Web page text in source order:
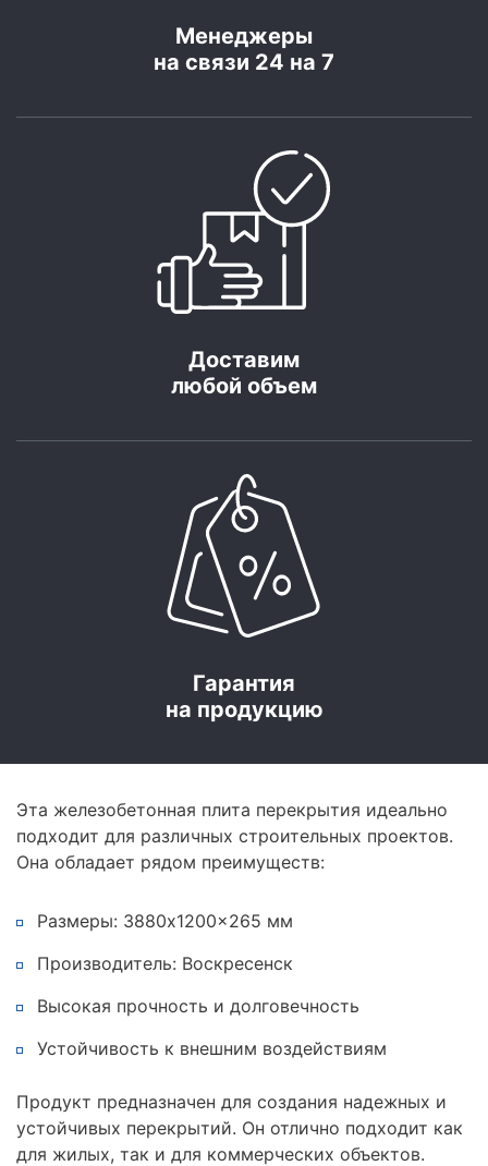
Менеджеры
на связи 24 на 7
Доставим
любой объем
Гарантия
на продукцию
Эта железобетонная плита перекрытия идеально
подходит для различных строительных проектов.
Она обладает рядом преимуществ:
Размеры: 3880x1200x265 мм
Производитель: Воскресенск
Высокая прочность и долговечность
Устойчивость к внешним воздействиям
Продукт предназначен для создания надежных и
устойчивых перекрытий. Он отлично подходит как
для жилых, так и для коммерческих объектов.